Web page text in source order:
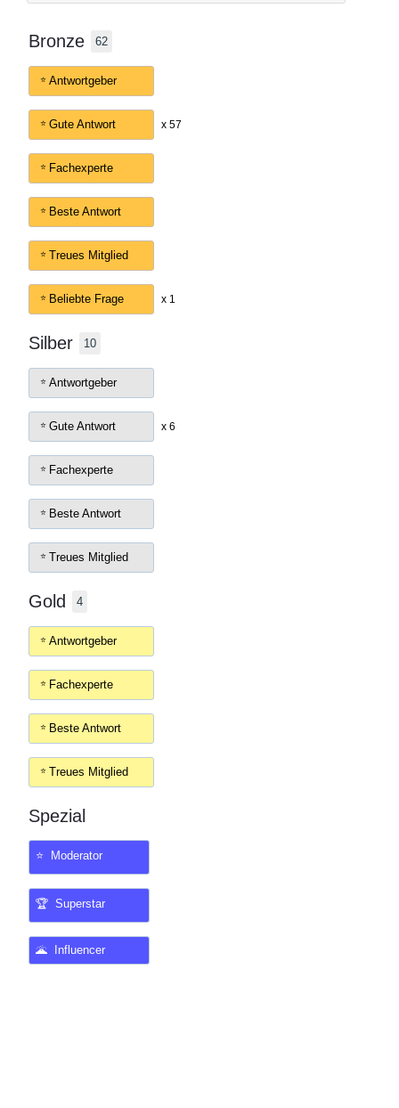
Bronze 62
Antwortgeber
Gute Antwort x 57
Fachexperte
Beste Antwort
Treues Mitglied
Beliebte Frage x 1
Silber 10
Antwortgeber
Gute Antwort x 6
Fachexperte
Beste Antwort
Treues Mitglied
Gold 4
Antwortgeber
Fachexperte
Beste Antwort
Treues Mitglied
Spezial
⭐ Moderator
🏆 Superstar
🌋 Influencer